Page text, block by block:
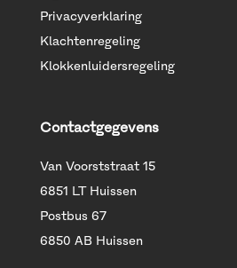
Privacyverklaring
Klachtenregeling
Klokkenluidersregeling
Contactgegevens
Van Voorststraat 15
6851 LT Huissen
Postbus 67
6850 AB Huissen